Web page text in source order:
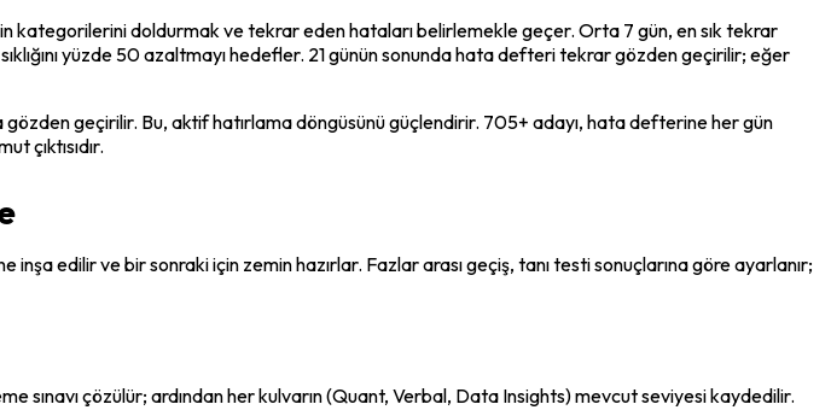
kategorilerini doldurmak ve tekrar eden hataları belirlemekle geçer. Orta 7 gün, en sık tekrar
yüzde 50 azaltmayı hedefler. 21 günün sonunda hata defteri tekrar gözden geçirilir; eğer
geçirilir. Bu, aktif hatırlama döngüsünü güçlendirir. 705+ adayı, hata defterine her gün
çıktısıdır.
edilir ve bir sonraki için zemin hazırlar. Fazlar arası geçiş, tanı testi sonuçlarına göre ayarlanır;
sınavı çözülür; ardından her kulvarın (Quant, Verbal, Data Insights) mevcut seviyesi kaydedilir.